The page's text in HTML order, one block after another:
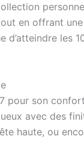
en offrant
les
pour son
avec des
haute, ou